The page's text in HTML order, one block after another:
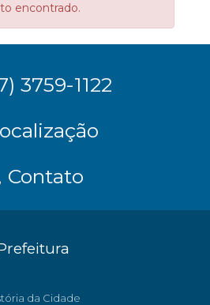
encontrado.
3759-1122
Contato
da Cidade